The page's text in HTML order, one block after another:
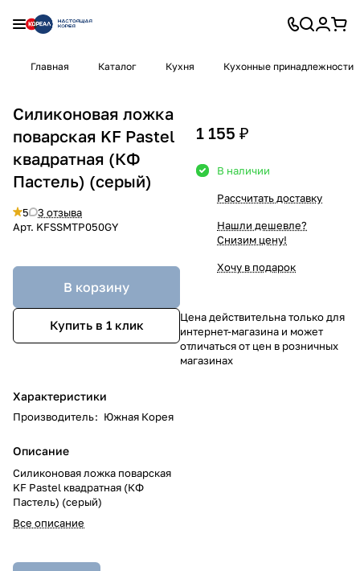
Главная Каталог Кухня Кухонные принадлежности
Силиконовая ложка
поварская KF Pastel
квадратная (КФ
Пастель) (серый)
5
3 отзыва
Арт. KFSSMTP050GY
В корзину
Купить в 1 клик
Характеристики
Производитель: Южная Корея
Описание
Силиконовая ложка поварская
KF Pastel квадратная (КФ
Пастель) (серый)
Все описание
1 155 ₽
В наличии
Рассчитать доставку
Нашли дешевле?
Снизим цену!
Хочу в подарок
Цена действительна только для
интернет-магазина и может
отличаться от цен в розничных
магазинах